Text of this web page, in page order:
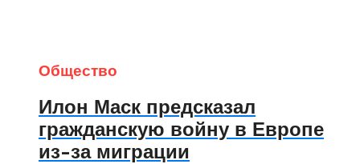
Общество
Илон Маск предсказал
гражданскую войну в Европе
из-за миграции